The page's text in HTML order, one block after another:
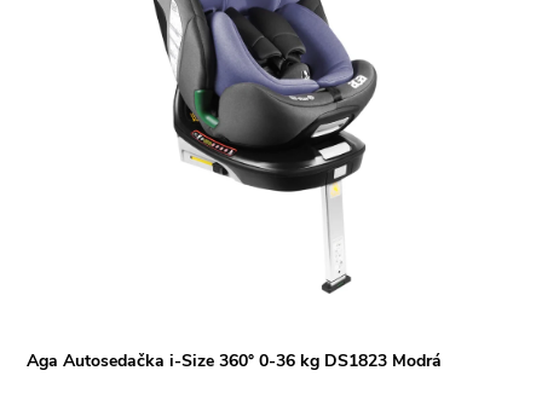
Aga Autosedačka i-Size 360° 0-36 kg DS1823 Modrá